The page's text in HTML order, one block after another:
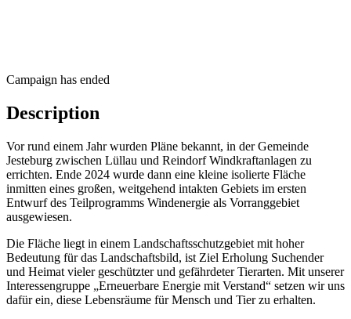
Campaign has ended
Description
Vor rund einem Jahr wurden Pläne bekannt, in der Gemeinde
Jesteburg zwischen Lüllau und Reindorf Windkraftanlagen zu
errichten. Ende 2024 wurde dann eine kleine isolierte Fläche
inmitten eines großen, weitgehend intakten Gebiets im ersten
Entwurf des Teilprogramms Windenergie als Vorranggebiet
ausgewiesen.
Die Fläche liegt in einem Landschaftsschutzgebiet mit hoher
Bedeutung für das Landschaftsbild, ist Ziel Erholung Suchender
und Heimat vieler geschützter und gefährdeter Tierarten. Mit unserer
Interessengruppe „Erneuerbare Energie mit Verstand“ setzen wir uns
dafür ein, diese Lebensräume für Mensch und Tier zu erhalten.